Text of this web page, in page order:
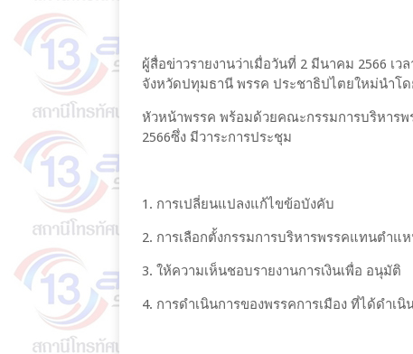
ผู้สื่อข่าวรายงานว่าเมื่อวันที่ 2 มีนาคม 2566 เ
จังหวัดปทุมธานี พรรค ประชาธิปไตยใหม่นำโ
หัวหน้าพรรค พร้อมด้วยคณะกรรมการบริหาร
2566ซึ่ง มีวาระการประชุม
1. การเปลี่ยนแปลงแก้ไขข้อบังคับ
2. การเลือกตั้งกรรมการบริหารพรรคแทนตำแห
3. ให้ความเห็นชอบรายงานการเงินเพื่อ อนุมัติ
4. การดำเนินการของพรรคการเมือง ที่ได้ดำเ